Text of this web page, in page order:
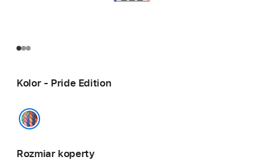
Kolor - Pride Edition
Rozmiar koperty